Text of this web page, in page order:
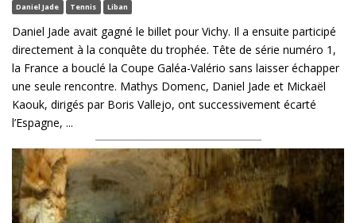
Daniel Jade Tennis Liban
Daniel Jade avait gagné le billet pour Vichy. Il a ensuite participé
directement à la conquête du trophée. Tête de série numéro 1,
la France a bouclé la Coupe Galéa-Valério sans laisser échapper
une seule rencontre. Mathys Domenc, Daniel Jade et Mickaël
Kaouk, dirigés par Boris Vallejo, ont successivement écarté
l’Espagne, ...